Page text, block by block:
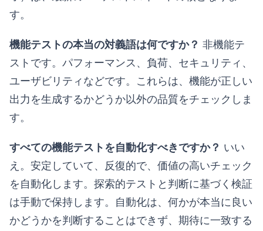
す。
機能テストの本当の対義語は何ですか？ 非機能テ
ストです。パフォーマンス、負荷、セキュリティ、
ユーザビリティなどです。これらは、機能が正しい
出力を生成するかどうか以外の品質をチェックしま
す。
すべての機能テストを自動化すべきですか？ いい
え。安定していて、反復的で、価値の高いチェック
を自動化します。探索的テストと判断に基づく検証
は手動で保持します。自動化は、何かが本当に良い
かどうかを判断することはできず、期待に一致する